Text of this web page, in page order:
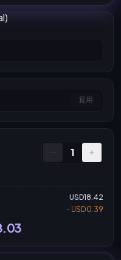
套用
1
USD18.42
- USD0.39